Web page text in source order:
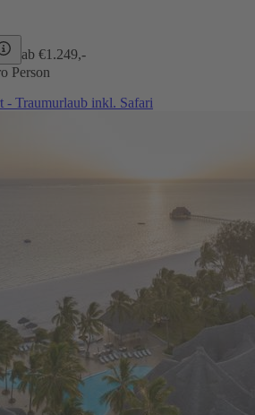
ab €1.249,-
Person
- Traumurlaub inkl. Safari